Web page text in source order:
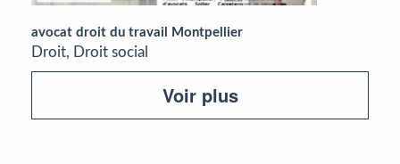
avocat droit du travail Montpellier
Droit, Droit social
Voir plus